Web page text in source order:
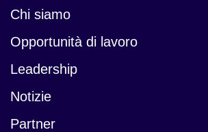
Chi siamo
Opportunità di lavoro
Leadership
Notizie
Partner